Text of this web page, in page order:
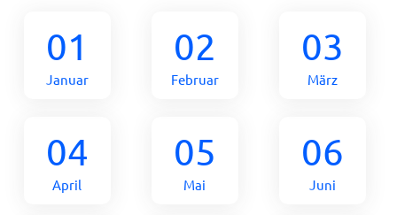
01
Januar
02
Februar
03
März
04
April
05
Mai
06
Juni